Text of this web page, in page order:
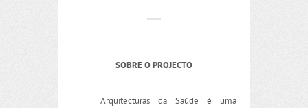
SOBRE O PROJECTO
Arquitecturas da Saúde é uma